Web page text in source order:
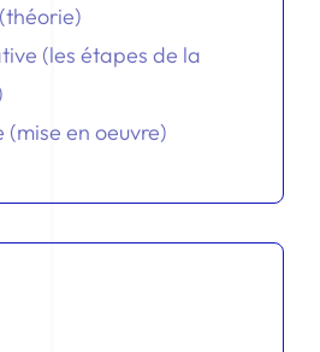
(les étapes de la
en oeuvre)